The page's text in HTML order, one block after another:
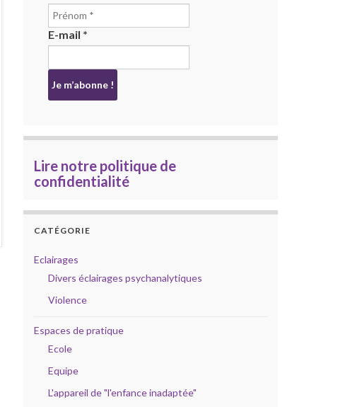
E-mail *
Lire notre politique de
confidentialité
CATÉGORIE
Eclairages
Divers éclairages psychanalytiques
Violence
Espaces de pratique
Ecole
Equipe
L'appareil de "l'enfance inadaptée"